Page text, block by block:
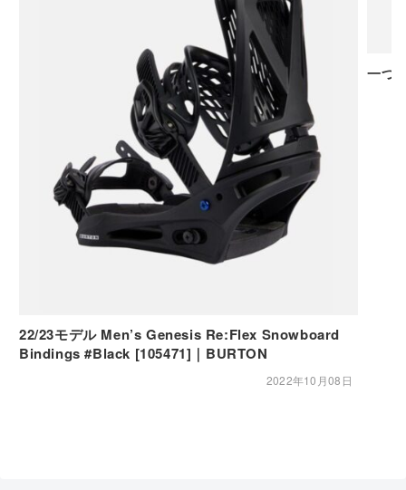
22/23モデル Men’s Genesis Re:Flex Snowboard
Bindings #Black [105471]｜BURTON
2022年10月08日
一つ